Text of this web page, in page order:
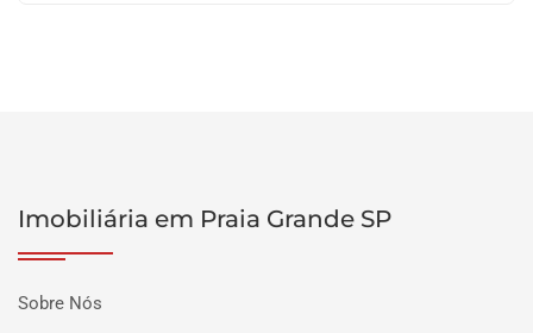
Imobiliária em Praia Grande SP
Sobre Nós